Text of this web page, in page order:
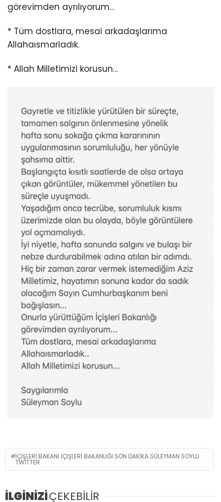
görevimden ayrılıyorum…
* Tüm dostlara, mesai arkadaşlarıma
Allahaısmarladık.
* Allah Milletimizi korusun…
İÇIŞLERI BAKANI İÇIŞLERI BAKANLIĞI SON DAKIKA SÜLEYMAN SOYLU
TWITTER
İLGİNİZİÇEKEBİLİR